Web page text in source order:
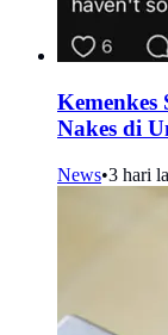
Nakes di
News•3 hari